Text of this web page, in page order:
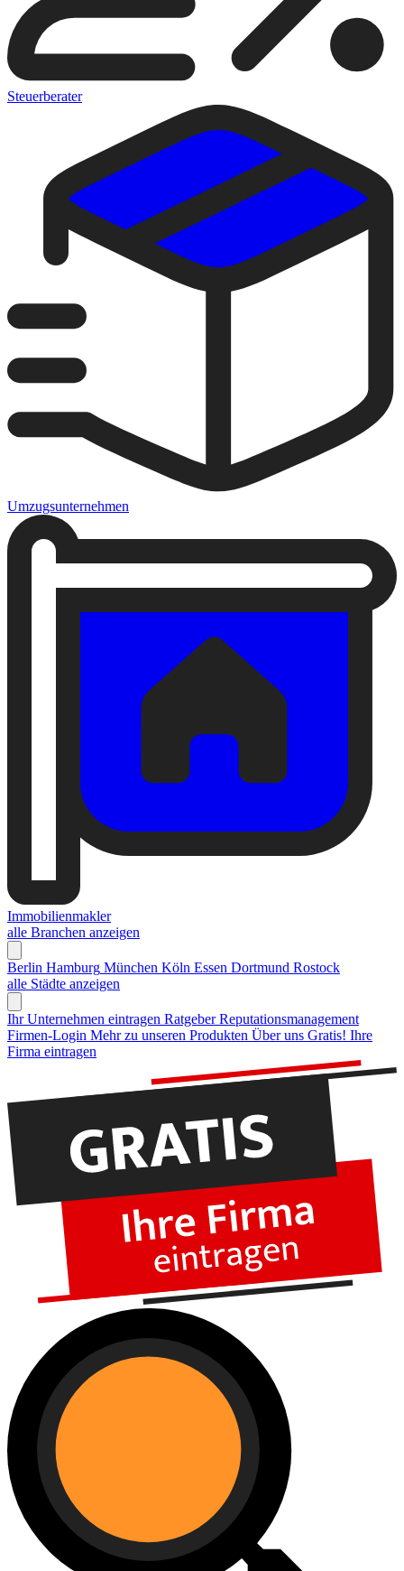
Steuerberater
Umzugsunternehmen
Immobilienmakler
alle Branchen anzeigen
Berlin Hamburg München Köln Essen Dortmund Rostock
alle Städte anzeigen
Ihr Unternehmen eintragen Ratgeber Reputationsmanagement
Firmen-Login Mehr zu unseren Produkten Über uns Gratis! Ihre
Firma eintragen